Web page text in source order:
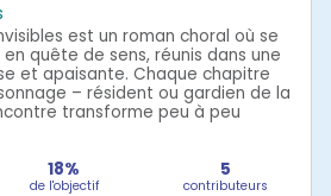
est un roman choral où se
quête de sens, réunis dans une
et apaisante. Chaque chapitre
– résident ou gardien de la
transforme peu à peu
18%
de l'objectif
5
contributeurs